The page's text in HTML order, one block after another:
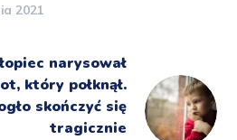
2021
narysował
który połknął.
skończyć się
tragicznie